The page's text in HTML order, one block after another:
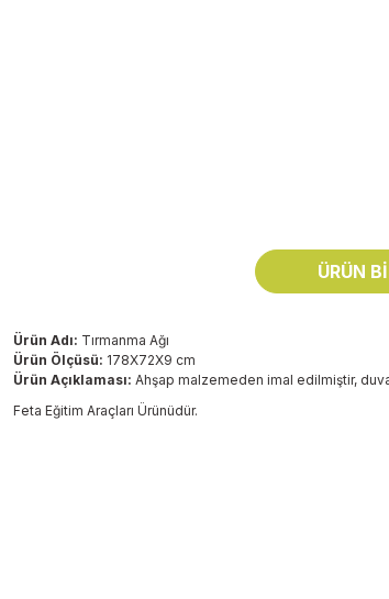
ÜRÜN
Ürün Adı: Tırmanma Ağı
Ürün Ölçüsü: 178X72X9 cm
Ürün Açıklaması: Ahşap malzemeden imal edilmiştir,
Feta Eğitim Araçları Ürünüdür.